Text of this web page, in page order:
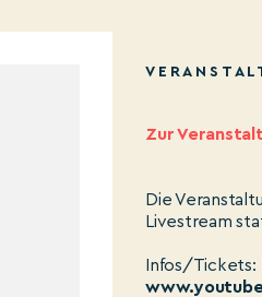
Zur
Die
Livestream
Infos/Tickets: